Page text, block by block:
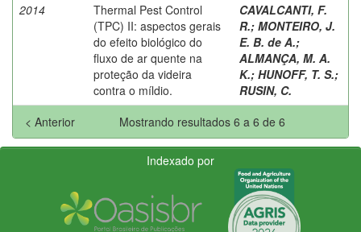
2014
Thermal Pest Control
(TPC) II: aspectos gerais
do efeito biológico do
fluxo de ar quente na
proteção da videira
contra o míldio.
CAVALCANTI, F.
R.; MONTEIRO, J.
E. B. de A.;
ALMANÇA, M. A.
K.; HUNOFF, T. S.;
RUSIN, C.
Mostrando resultados 6 a 6 de 6
< Anterior
Indexado por